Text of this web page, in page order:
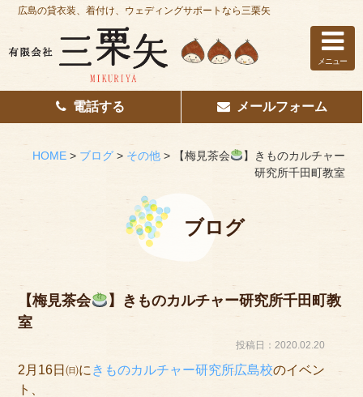
ホーム
はじめての方へ
着付け/教室
アクセス
広島の貸衣装、着付け、ウェディングサポートなら三栗矢
メニュー
電話する メールフォーム
HOME> ブログ> その他> 【梅見茶会
】きものカルチャー
研究所千田町教室
ブログ
【梅見茶会
】きものカルチャー研究所千田町教
室
投稿日：2020.02.20
2月16日㈰に きものカルチャー研究所広島校のイベン
ト、